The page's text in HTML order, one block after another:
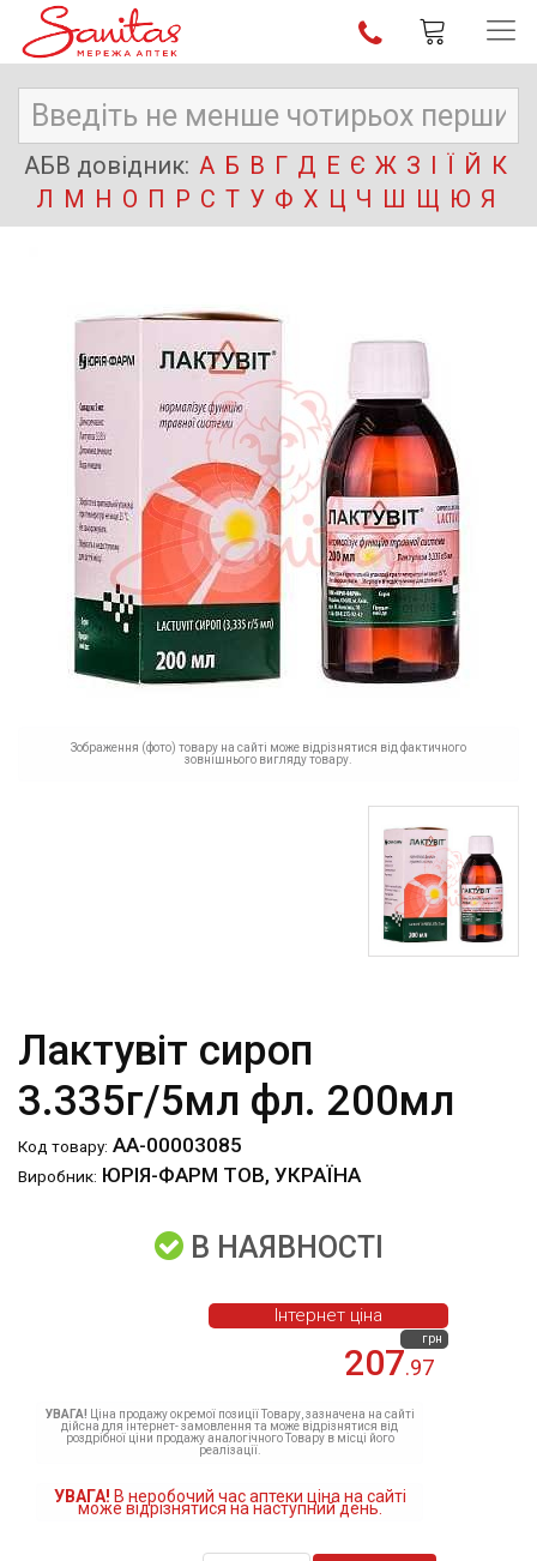
АБВ довідник: А Б В Г Д Е Є Ж З І Ї Й К
Л М Н О П Р С Т У Ф Х Ц Ч Ш Щ Ю Я
Зображення (фото) товару на сайті може відрізнятися від фактичного
зовнішнього вигляду товару.
Лактувіт сироп
3.335г/5мл фл. 200мл
Код товару: АА-00003085
Виробник: ЮРІЯ-ФАРМ ТОВ, УКРАЇНА
В НАЯВНОСТІ
207.97
грн
Інтернет ціна
УВАГА! Ціна продажу окремої позиції Товару, зазначена на сайті
дійсна для інтернет- замовлення та може відрізнятися від
роздрібної ціни продажу аналогічного Товару в місці його
реалізації.
УВАГА! В неробочий час аптеки ціна на сайті
може відрізнятися на наступний день.